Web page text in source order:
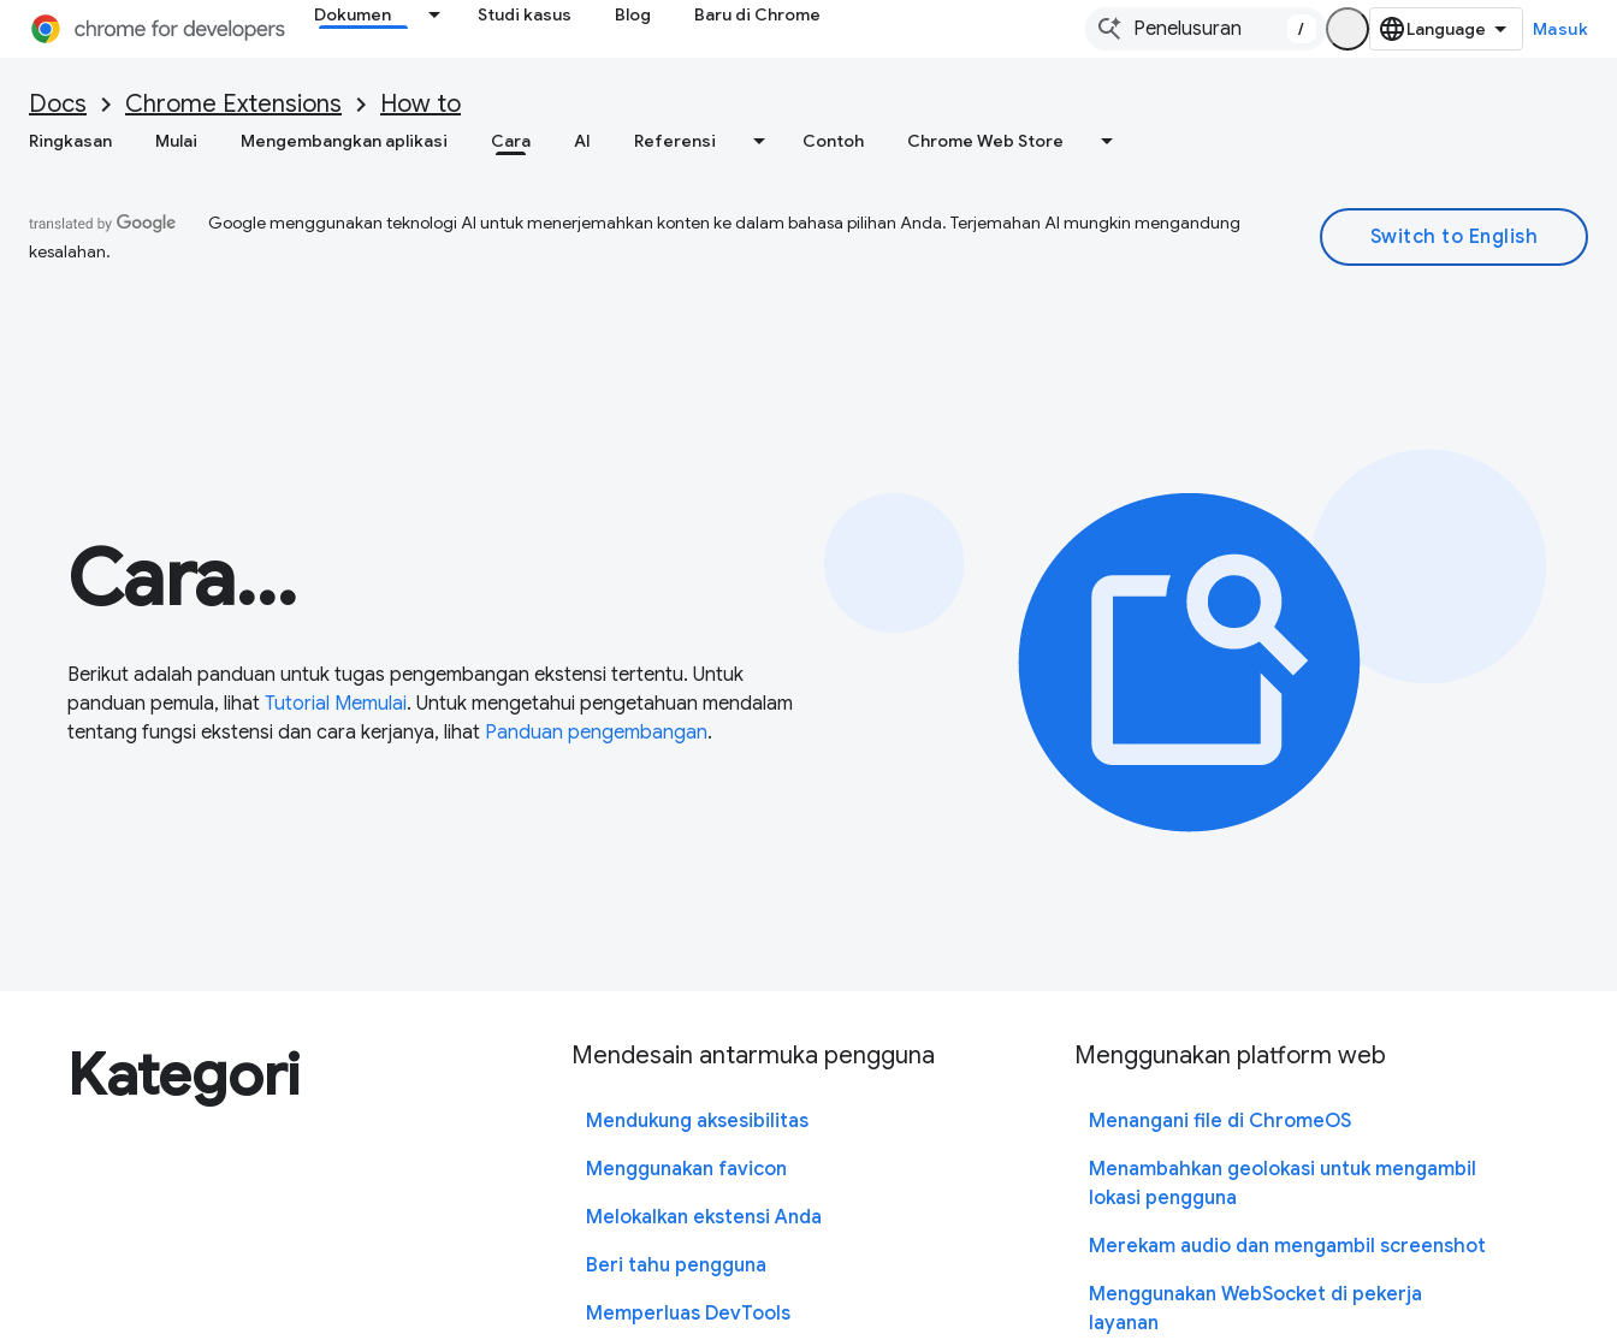
Dokumen Studi kasus Blog Baru di Chrome
/ Masuk
Docs Chrome Extensions How to
Ringkasan Mulai Mengembangkan aplikasi Cara AI Referensi Contoh Chrome Web Store
Google menggunakan teknologi AI untuk menerjemahkan konten ke dalam bahasa pilihan Anda. Terjemahan AI mungkin mengandung
kesalahan.
Cara...
Berikut adalah panduan untuk tugas pengembangan ekstensi tertentu. Untuk
panduan pemula, lihat Tutorial Memulai. Untuk mengetahui pengetahuan mendalam
tentang fungsi ekstensi dan cara kerjanya, lihat Panduan pengembangan.
Kategori Mendesain antarmuka pengguna
Mendukung aksesibilitas
Menggunakan favicon
Melokalkan ekstensi Anda
Beri tahu pengguna
Memperluas DevTools
Menggunakan platform web
Menangani file di ChromeOS
Menambahkan geolokasi untuk mengambil
lokasi pengguna
Merekam audio dan mengambil screenshot
Menggunakan WebSocket di pekerja
layanan